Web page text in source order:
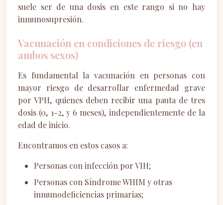
suele ser de una dosis en este rango si no hay
inmunosupresión.
Vacunación en condiciones de riesgo (en
ambos sexos)
Es fundamental la vacunación en personas con
mayor riesgo de desarrollar enfermedad grave
por VPH, quienes deben recibir una pauta de tres
dosis (0, 1-2, y 6 meses), independientemente de la
edad de inicio.
Encontramos en estos casos a:
Personas con infección por VIH;
Personas con Síndrome WHIM y otras
inmunodeficiencias primarias;